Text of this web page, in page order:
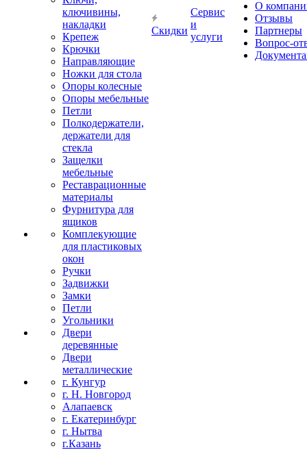
ключивины,
накладки
Крепеж
Крючки
Направляющие
Ножки для стола
Опоры колесные
Опоры мебельные
Петли
Полкодержатели,
держатели для
стекла
Защелки
мебельные
Реставрационные
материалы
Фурнитура для
ящиков
Комплекующие
для пластиковых
окон
Ручки
Задвижки
Замки
Петли
Угольники
Двери
деревянные
Двери
металлические
г. Кунгур
г. Н. Новгород
Алапаевск
г. Екатеринбург
г. Нытва
г.Казань
Скидки
Сервис
и
услуги
О
Отзывы
Партнеры
Вопрос-